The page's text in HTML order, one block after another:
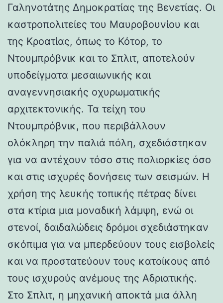
Γαληνοτάτης Δημοκρατίας της Βενετίας. Οι
καστροπολιτείες του Μαυροβουνίου και
της Κροατίας, όπως το Κότορ, το
Ντουμπρόβνικ και το Σπλιτ, αποτελούν
υποδείγματα μεσαιωνικής και
αναγεννησιακής οχυρωματικής
αρχιτεκτονικής. Τα τείχη του
Ντουμπρόβνικ, που περιβάλλουν
ολόκληρη την παλιά πόλη, σχεδιάστηκαν
για να αντέχουν τόσο στις πολιορκίες όσο
και στις ισχυρές δονήσεις των σεισμών. Η
χρήση της λευκής τοπικής πέτρας δίνει
στα κτίρια μια μοναδική λάμψη, ενώ οι
στενοί, δαιδαλώδεις δρόμοι σχεδιάστηκαν
σκόπιμα για να μπερδεύουν τους εισβολείς
και να προστατεύουν τους κατοίκους από
τους ισχυρούς ανέμους της Αδριατικής.
Στο Σπλιτ, η μηχανική αποκτά μια άλλη